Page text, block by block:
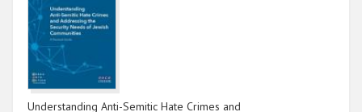
Understanding Anti-Semitic Hate Crimes and